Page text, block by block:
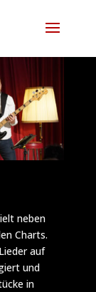
neben
Charts.
auf
und
in